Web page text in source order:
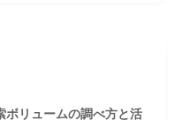
ボリュームの調べ方と活